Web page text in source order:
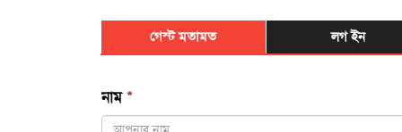
গেস্ট মতামত লগ ইন
নাম*